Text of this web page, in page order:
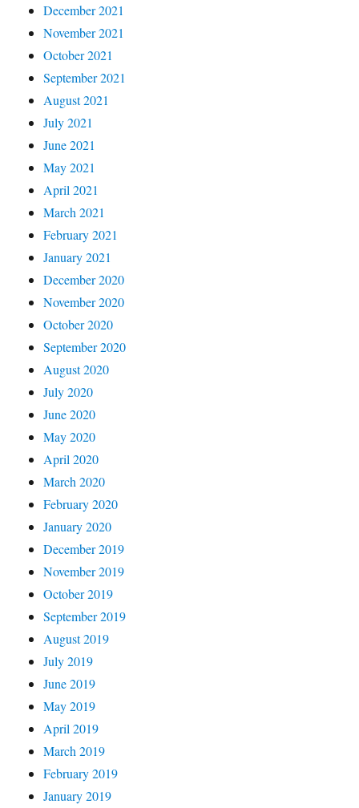
December 2021
November 2021
October 2021
September 2021
August 2021
July 2021
June 2021
May 2021
April 2021
March 2021
February 2021
January 2021
December 2020
November 2020
October 2020
September 2020
August 2020
July 2020
June 2020
May 2020
April 2020
March 2020
February 2020
January 2020
December 2019
November 2019
October 2019
September 2019
August 2019
July 2019
June 2019
May 2019
April 2019
March 2019
February 2019
January 2019